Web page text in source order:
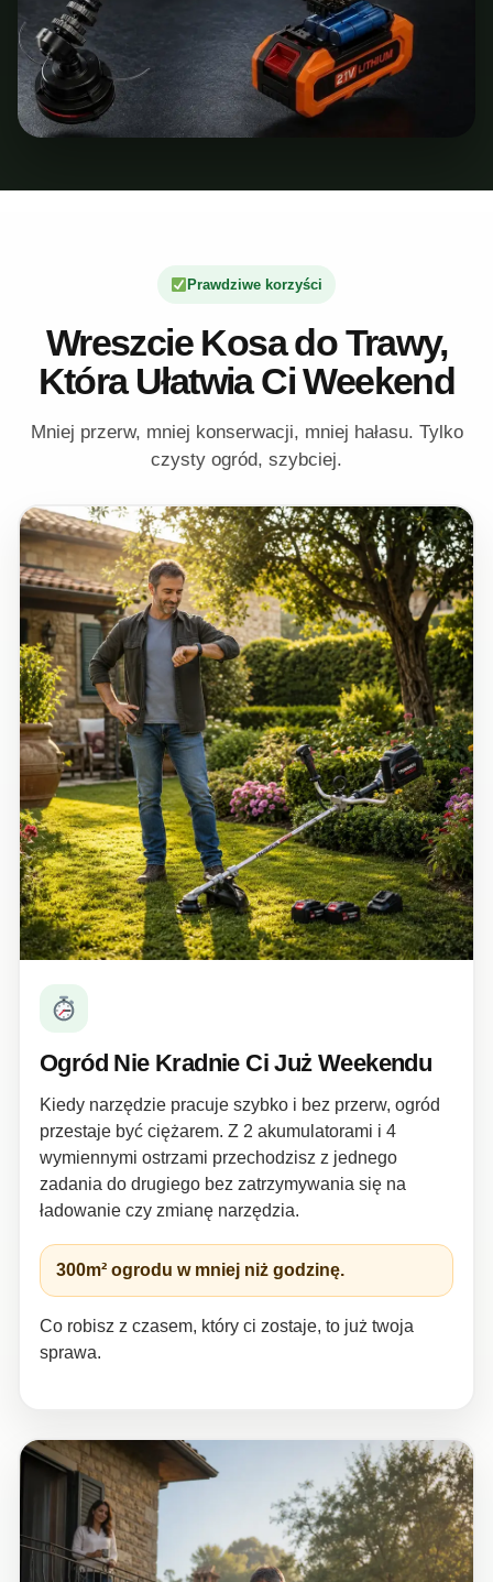
Prawdziwe korzyści
Wreszcie Kosa do Trawy,
Która Ułatwia Ci Weekend
Mniej przerw, mniej konserwacji, mniej hałasu. Tylko
czysty ogród, szybciej.
Ogród Nie Kradnie Ci Już Weekendu
Kiedy narzędzie pracuje szybko i bez przerw, ogród
przestaje być ciężarem. Z 2 akumulatorami i 4
wymiennymi ostrzami przechodzisz z jednego
zadania do drugiego bez zatrzymywania się na
ładowanie czy zmianę narzędzia.
300m² ogrodu w mniej niż godzinę.
Co robisz z czasem, który ci zostaje, to już twoja
sprawa.